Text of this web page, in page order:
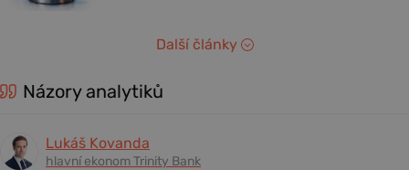
Další články
Názory analytiků
Lukáš Kovanda
hlavní ekonom Trinity Bank